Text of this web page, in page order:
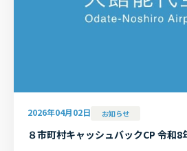
2026年04月02日 お知らせ
８市町村キャッシュバックCP 令和8